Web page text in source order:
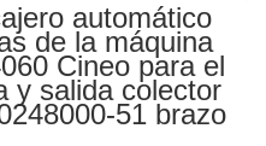
automático
de la máquina
Cineo para el
y salida colector
51 brazo